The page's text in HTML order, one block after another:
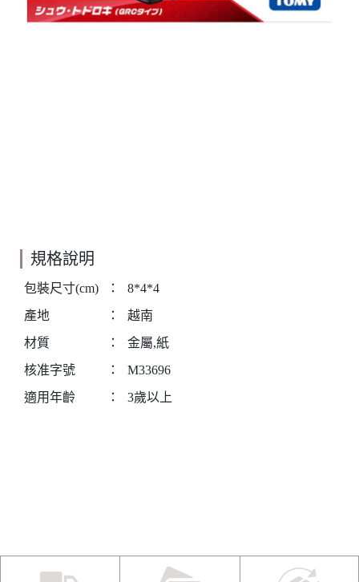
規格說明
包裝尺寸(cm) ：
8*4*4
產地
：
越南
材質
：
金屬,紙
核准字號
：
M33696
適用年齡
： 3歲以上